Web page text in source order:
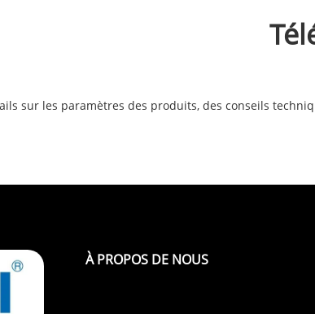
sur les paramètres des produits, des conseils
À PROPOS DE NOUS